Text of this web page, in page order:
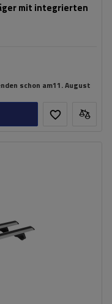
mit integrierten
schon am11. August